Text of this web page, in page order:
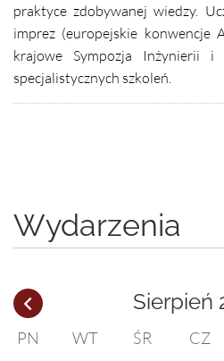
praktyce zdobywanej wiedzy.
imprez (europejskie konwencje
krajowe Sympozja Inżynierii i
specjalistycznych szkoleń.
Wydarzenia
Sierpień
PN WT ŚR CZ